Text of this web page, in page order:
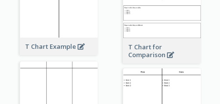
T Chart Example
T Chart for
Comparison